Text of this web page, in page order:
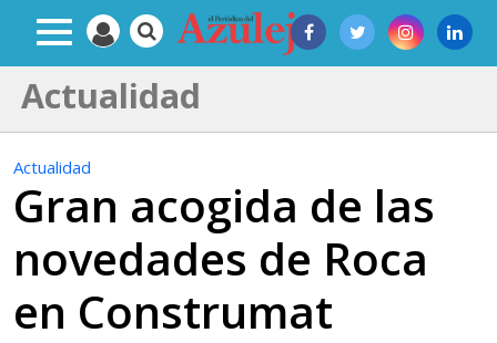
Actualidad
Actualidad
Gran acogida de las
novedades de Roca
en Construmat